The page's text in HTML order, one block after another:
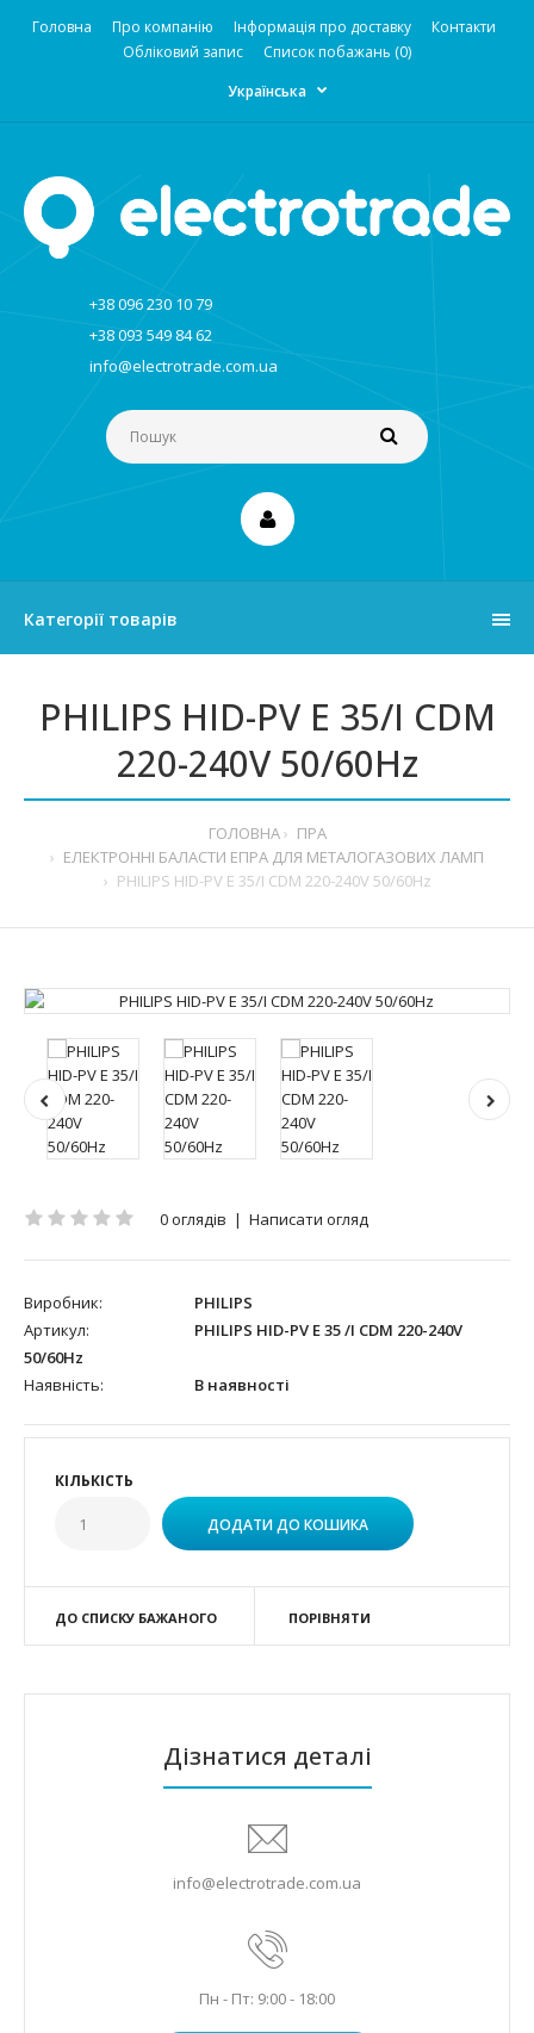
Головна Про компанію Інформація про доставку
Контакти
Обліковий запис
Список побажань (0)
Українська
+38 096 230 10 79
+38 093 549 84 62
info@electrotrade.com.ua
Категорії товарів
PHILIPS HID-PV E 35/I CDM
220-240V 50/60Hz
ГОЛОВНА
ПРА
ЕЛЕКТРОННІ БАЛАСТИ ЕПРА ДЛЯ МЕТАЛОГАЗОВИХ ЛАМП
PHILIPS HID-PV E 35/I CDM 220-240V 50/60Hz
0 оглядів | Написати огляд
Виробник:
PHILIPS
Артикул:
PHILIPS HID-PV E 35 /I CDM 220-240V
50/60Hz
Наявність:
В наявності
КІЛЬКІСТЬ
ДО СПИСКУ БАЖАНОГО ПОРІВНЯТИ
Дізнатися деталі
info@electrotrade.com.ua
Пн - Пт: 9:00 - 18:00